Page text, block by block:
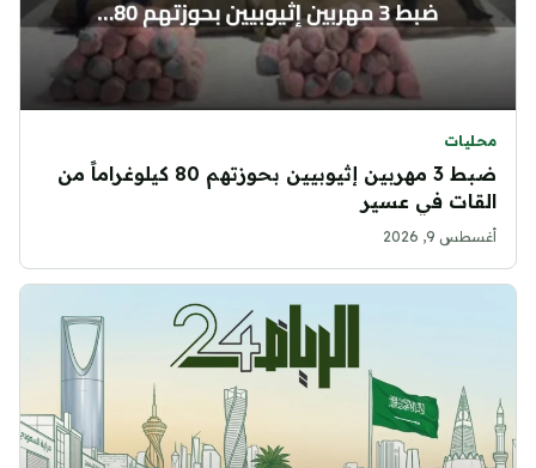
محليات
ضبط 3 مهربين إثيوبيين بحوزتهم 80 كيلوغراماً من
القات في عسير
أغسطس 9, 2026